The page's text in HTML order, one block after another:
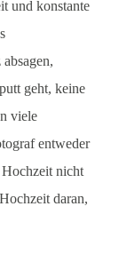
und konstante
geht, keine
viele
entweder
Hochzeit nicht
daran,